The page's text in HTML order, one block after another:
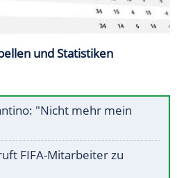
und Statistiken
"Nicht mehr mein
FIFA-Mitarbeiter zu